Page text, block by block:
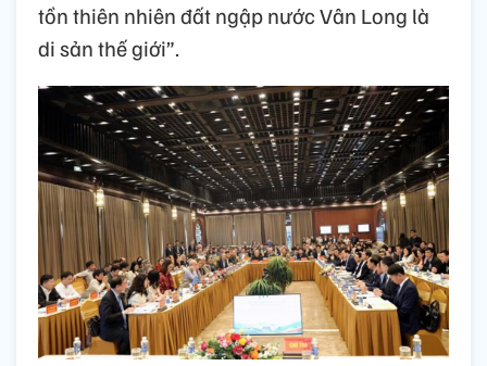
tồn thiên nhiên đất ngập nước Vân Long là
di sản thế giới”.